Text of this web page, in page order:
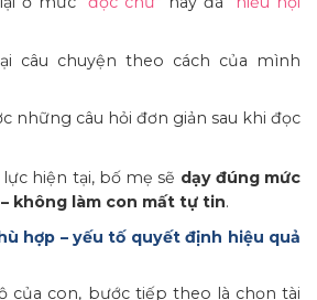
câu chuyện theo cách của mình
những câu hỏi đơn giản sau khi đọc
hiện tại, bố mẹ sẽ dạy đúng mức
không làm con mất tự tin.
hợp – yếu tố quyết định hiệu quả
của con, bước tiếp theo là chọn tài